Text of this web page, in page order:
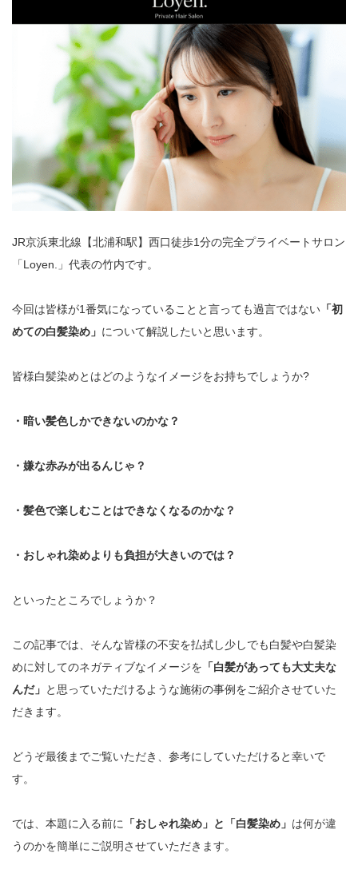
JR京浜東北線【北浦和駅】西口徒歩1分の完全プライベートサロン
「Loyen.」代表の竹内です。
今回は皆様が1番気になっていることと言っても過言ではない 「初
めての白髪染め」 について解説したいと思います。
皆様白髪染めとはどのようなイメージをお持ちでしょうか?
・暗い髪色しかできないのかな？
・嫌な赤みが出るんじゃ？
・髪色で楽しむことはできなくなるのかな？
・おしゃれ染めよりも負担が大きいのでは？
といったところでしょうか？
この記事では、そんな皆様の不安を払拭し少しでも白髪や白髪染
めに対してのネガティブなイメージを 「白髪があっても大丈夫な
んだ」 と思っていただけるような施術の事例をご紹介させていた
だきます。
どうぞ最後までご覧いただき、参考にしていただけると幸いで
す。
では、本題に入る前に 「おしゃれ染め」と「白髪染め」 は何が違
うのかを簡単にご説明させていただきます。